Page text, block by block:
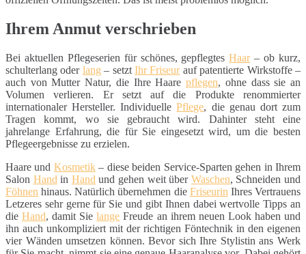
Ihrem Anmut verschrieben
Bei aktuellen Pflegeserien für schönes, gepflegtesHaar– ob kurz,
schulterlang oder lang – setztIhr Friseurauf patentierte Wirkstoffe –
auch von Mutter Natur, die Ihre Haarepflegen, ohne dass sie an
Volumen verlieren. Er setzt auf die Produkte renommierter
internationaler Hersteller. IndividuellePflege, die genau dort zum
Tragen kommt, wo sie gebraucht wird. Dahinter steht eine
jahrelange Erfahrung, die für Sie eingesetzt wird, um die besten
Pflegeergebnisse zu erzielen.
Haare und Kosmetik– diese beiden Service-Sparten gehen in Ihrem
Salon Hand in Hand und gehen weit über Waschen, Schneiden und
Föhnen hinaus. Natürlich übernehmen die Friseurin Ihres Vertrauens
Letzeres sehr gerne für Sie und gibt Ihnen dabei wertvolle Tipps an
dieHand, damit Sielange Freude an ihrem neuen Look haben und
ihn auch unkompliziert mit der richtigen Föntechnik in den eigenen
vier Wänden umsetzen können. Bevor sich Ihre Stylistin ans Werk